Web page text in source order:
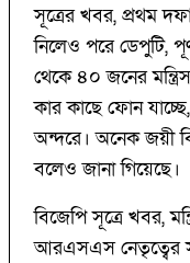
সূত্রের খবর, প্রথম
নিলেও পরে ডেপুটি,
থেকে ৪০ জনের
কার কাছে ফোন
অন্দরে। অনেক জয়ী
বলেও জানা গিয়েছে।
বিজেপি সূত্রে খবর,
আরএসএস নেতৃত্বের